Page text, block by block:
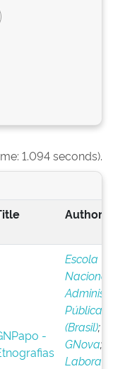
1.094 seconds).
-
Escola
Pública
(Brasil);
GNova;